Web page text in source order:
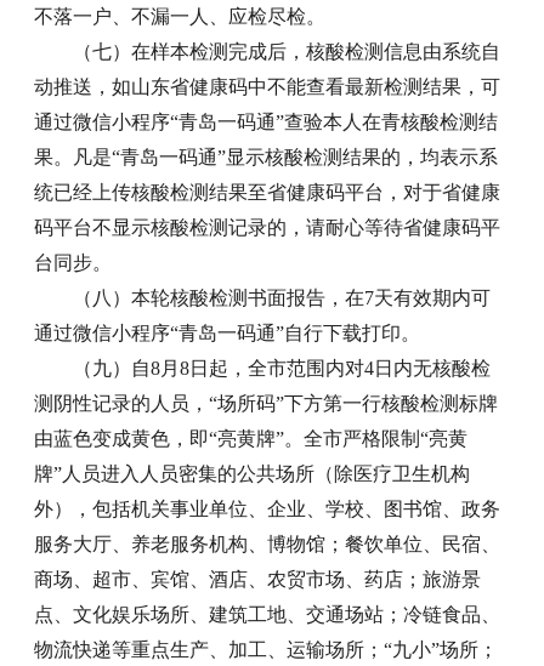
不落一户、不漏一人、应检尽检。
（七）在样本检测完成后，核酸检测信息由系统自
动推送，如山东省健康码中不能查看最新检测结果，可
通过微信小程序“青岛一码通”查验本人在青核酸检测结
果。凡是“青岛一码通”显示核酸检测结果的，均表示系
统已经上传核酸检测结果至省健康码平台，对于省健康
码平台不显示核酸检测记录的，请耐心等待省健康码平
台同步。
（八）本轮核酸检测书面报告，在7天有效期内可
通过微信小程序“青岛一码通”自行下载打印。
（九）自8月8日起，全市范围内对4日内无核酸检
测阴性记录的人员，“场所码”下方第一行核酸检测标牌
由蓝色变成黄色，即“亮黄牌”。全市严格限制“亮黄
牌”人员进入人员密集的公共场所（除医疗卫生机构
外），包括机关事业单位、企业、学校、图书馆、政务
服务大厅、养老服务机构、博物馆；餐饮单位、民宿、
商场、超市、宾馆、酒店、农贸市场、药店；旅游景
点、文化娱乐场所、建筑工地、交通场站；冷链食品、
物流快递等重点生产、加工、运输场所；“九小”场所；